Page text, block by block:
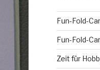
Fun-Fold-
Fun-Fold-
Zeit für